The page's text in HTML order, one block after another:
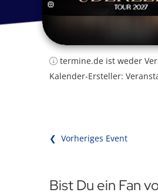
termine.de ist weder
Kalender-Ersteller:
❮ Vorheriges Event
Bist Du ein Fan